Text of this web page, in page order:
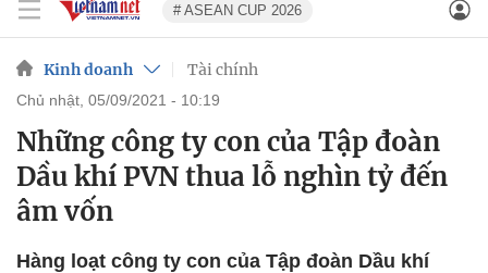
# ASEAN CUP 2026
Kinh doanh Tài chính
chủ nhật, 05/09/2021 - 10:19
Những công ty con của Tập đoàn
Dầu khí PVN thua lỗ nghìn tỷ đến
âm vốn
Hàng loạt công ty con của Tập đoàn Dầu khí